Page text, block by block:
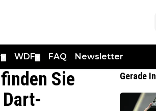
WDF FAQ Newsletter
Sie
Gerade In